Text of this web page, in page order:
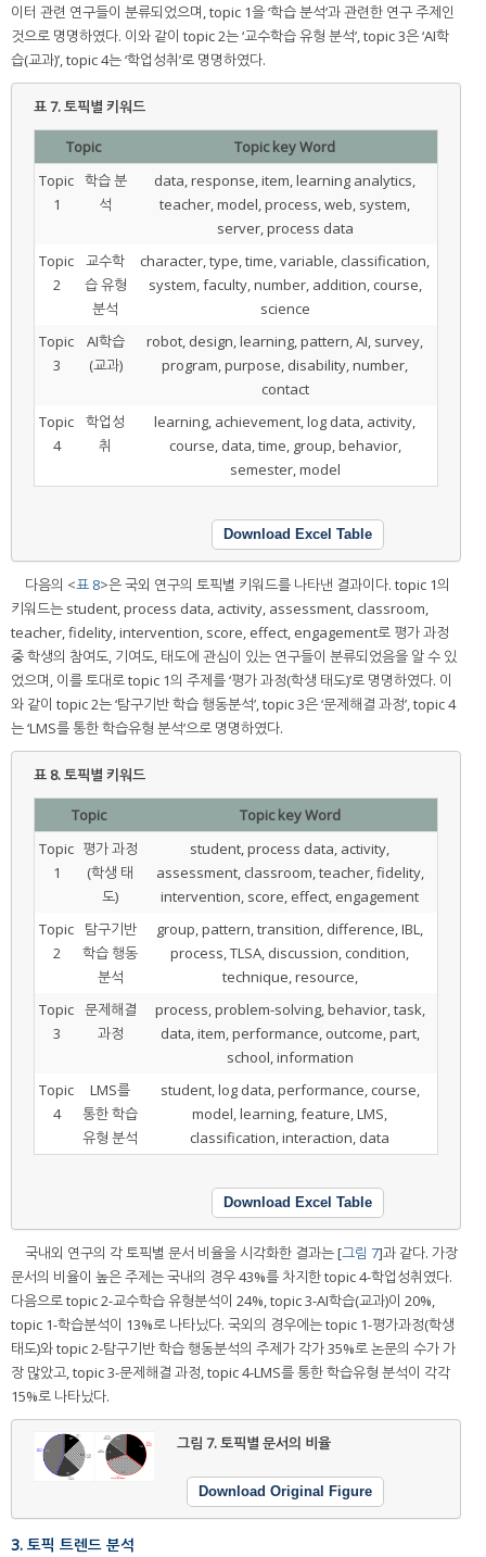
이터 관련 연구들이 분류되었으며, topic 1을 ‘학습 분석’과 관련한 연구 주제인
것으로 명명하였다. 이와 같이 topic 2는 ‘교수학습 유형 분석’, topic 3은 ‘AI학
습(교과)’, topic 4는 ‘학업성취’로 명명하였다.
표 7.토픽별 키워드
Topic
Topic key Word
Topic
1
학습 분
석
data, response, item, learning analytics,
teacher, model, process, web, system,
server, process data
Topic
2
교수학
습 유형
분석
character, type, time, variable, classification,
system, faculty, number, addition, course,
science
Topic
3
AI학습
(교과)
robot, design, learning, pattern, AI, survey,
program, purpose, disability, number,
contact
Topic
4
학업성
취
learning, achievement, log data, activity,
course, data, time, group, behavior,
semester, model
Download Excel Table
다음의 <표 8>은 국외 연구의 토픽별 키워드를 나타낸 결과이다. topic 1의
키워드는 student, process data, activity, assessment, classroom,
teacher, fidelity, intervention, score, effect, engagement로 평가 과정
중 학생의 참여도, 기여도, 태도에 관심이 있는 연구들이 분류되었음을 알 수 있
었으며, 이를 토대로 topic 1의 주제를 ‘평가 과정(학생 태도)’로 명명하였다. 이
와 같이 topic 2는 ‘탐구기반 학습 행동분석’, topic 3은 ‘문제해결 과정’, topic 4
는 ‘LMS를 통한 학습유형 분석’으로 명명하였다.
표 8.토픽별 키워드
Topic
Topic key Word
Topic
1
평가 과정
(학생 태
도)
student, process data, activity,
assessment, classroom, teacher, fidelity,
intervention, score, effect, engagement
Topic
2
탐구기반
학습 행동
분석
group, pattern, transition, difference, IBL,
process, TLSA, discussion, condition,
technique, resource,
Topic
3
문제해결
과정
process, problem-solving, behavior, task,
data, item, performance, outcome, part,
school, information
Topic
4
LMS를
통한 학습
유형 분석
student, log data, performance, course,
model, learning, feature, LMS,
classification, interaction, data
Download Excel Table
국내외 연구의 각 토픽별 문서 비율을 시각화한 결과는 [그림 7]과 같다. 가장
문서의 비율이 높은 주제는 국내의 경우 43%를 차지한 topic 4-학업성취였다.
다음으로 topic 2-교수학습 유형분석이 24%, topic 3-AI학습(교과)이 20%,
topic 1-학습분석이 13%로 나타났다. 국외의 경우에는 topic 1-평가과정(학생
태도)와 topic 2-탐구기반 학습 행동분석의 주제가 각가 35%로 논문의 수가 가
장 많았고, topic 3-문제해결 과정, topic 4-LMS를 통한 학습유형 분석이 각각
15%로 나타났다.
그림 7.토픽별 문서의 비율
Download Original Figure
3. 토픽 트렌드 분석